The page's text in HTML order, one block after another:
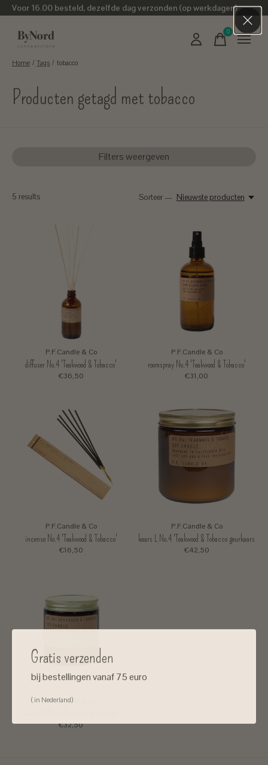
Voor 16.00 besteld, dezelfde dag verzonden (op werkdagen)
0items
Home / Tags / tobacco
Producten getagd met tobacco
Filters weergeven
5 results Sorteer — Nieuwste producten
P.F.Candle & Co
diffuser No.4 'Teakwood & Tobacco'
€36,50
P.F.Candle & Co
roomspray No.4 'Teakwood & Tobacco'
€31,00
P.F.Candle & Co
incense No.4 'Teakwood & Tobacco'
€16,50
P.F.Candle & Co
kaars L No.4 'Teakwood & Tobacco geurkaars
€42,50
P.F.Candle & Co
€32,50
Gratis verzenden
bij bestellingen vanaf 75 euro
( in Nederland)